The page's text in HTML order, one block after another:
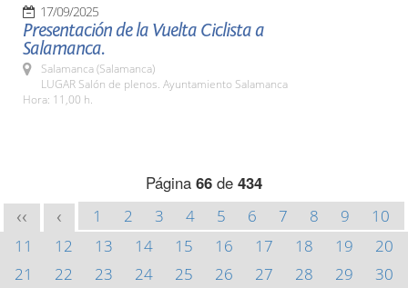
17/09/2025
Presentación de la Vuelta Ciclista a
Salamanca.
Salamanca (Salamanca)
LUGAR Salón de plenos. Ayuntamiento Salamanca
Hora: 11,00 h.
Página 66 de 434
<< < 1 2 3 4 5 6 7 8 9
10
11
12 13 14 15 16 17 18 19
20
21
22 23 24 25 26 27 28 29
30